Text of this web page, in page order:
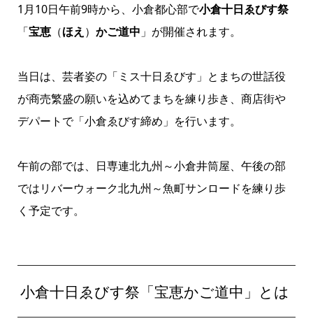
1月10日午前9時から、小倉都心部で小倉十日ゑびす祭
「宝恵（ほえ ） かご道中 」が開催されます。
当日は、芸者姿の「ミス十日ゑびす」とまちの世話役
が商売繁盛の願いを込めてまちを練り歩き、商店街や
デパートで「小倉ゑびす締め」を行います。
午前の部では、日専連北九州～小倉井筒屋、午後の部
ではリバーウォーク北九州～魚町サンロードを練り歩
く予定です。
小倉十日ゑびす祭「宝恵かご道中」とは